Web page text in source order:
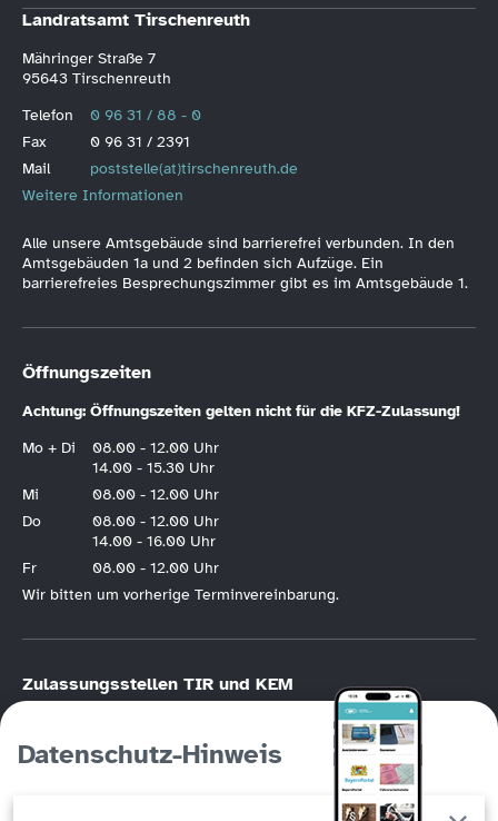
Datenschutz-Hinweis
Landratsamt Tirschenreuth
Mähringer Straße 7
95643 Tirschenreuth
Telefon
0 96 31 / 88 - 0
Fax
0 96 31 / 2391
Mail
poststelle(at)tirschenreuth.de
Weitere Informationen
Alle unsere Amtsgebäude sind barrierefrei verbunden. In den
Amtsgebäuden 1a und 2 befinden sich Aufzüge. Ein
barrierefreies Besprechungszimmer gibt es im Amtsgebäude 1.
Öffnungszeiten
Achtung: Öffnungszeiten gelten nicht für die KFZ-Zulassung!
Mo + Di
08.00 - 12.00 Uhr
14.00 - 15.30 Uhr
Mi
08.00 - 12.00 Uhr
Do
08.00 - 12.00 Uhr
14.00 - 16.00 Uhr
Fr
08.00 - 12.00 Uhr
Wir bitten um vorherige Terminvereinbarung.
Zulassungsstellen TIR und KEM
Online-Terminvereinbarung
Bitte halten Sie die Hotline der KFZ-Terminvereinbarung unbedingt frei, wenn
Sie die Möglichkeit der Online-Registrierung haben. Die KFZ-Hotline
09642/707760) ist in erster Linie für